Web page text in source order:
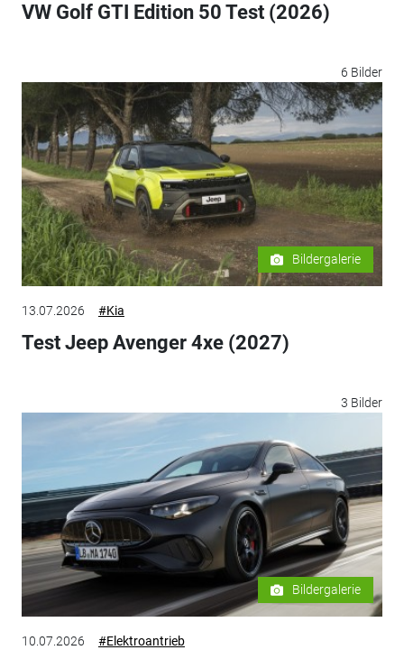
VW Golf GTI Edition 50 Test (2026)
6 Bilder
Bildergalerie
13.07.2026 #Kia
Test Jeep Avenger 4xe (2027)
3 Bilder
Bildergalerie
10.07.2026 #Elektroantrieb